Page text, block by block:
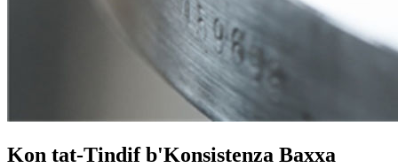
Kon tat-Tindif b'Konsistenza Baxxa